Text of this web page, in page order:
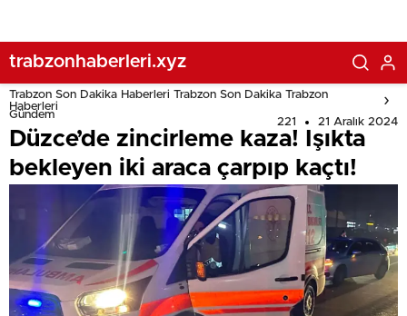
trabzonhaberleri.xyz
Trabzon Son Dakika Haberleri Trabzon Son Dakika Trabzon
Haberleri
Gündem
221 21 Aralık 2024
Düzce’de zincirleme kaza! Işıkta
bekleyen iki araca çarpıp kaçtı!